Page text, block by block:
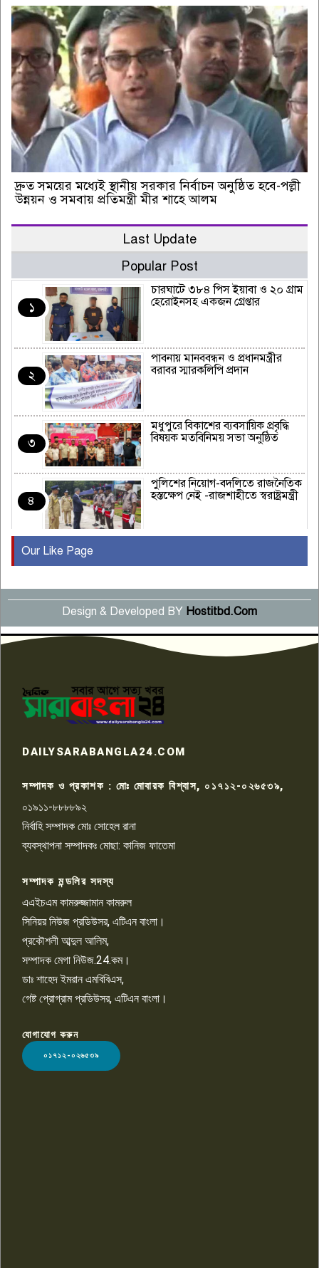
দ্রুত সময়ের মধ্যেই স্থানীয় সরকার নির্বাচন অনুষ্ঠিত হবে-পল্লী
উন্নয়ন ও সমবায় প্রতিমন্ত্রী মীর শাহে আলম
Last Update
Popular Post
১
চারঘাটে ৩৮৪ পিস ইয়াবা ও ২০ গ্রাম
হেরোইনসহ একজন গ্রেপ্তার
২
পাবনায় মানববন্ধন ও প্রধানমন্ত্রীর
বরাবর স্মারকলিপি প্রদান
৩
মধুপুরে বিকাশের ব্যবসায়িক প্রবৃদ্ধি
বিষয়ক মতবিনিময় সভা অনুষ্ঠিত
৪
পুলিশের নিয়োগ-বদলিতে রাজনৈতিক
হস্তক্ষেপ নেই -রাজশাহীতে স্বরাষ্ট্রমন্ত্রী
৫
বছর পূর্তি উদযাপন
৬
সংবাদ সম্মেলনে অভিযোগ অস্বীকার
উদ্দেশ্য প্রণোদিত সংবাদ প্রকাশের
প্রতিবাদ নাজির হাসানের
৭
কেটে ঘরে ঢুকে স্কুল শিক্ষিকাকে হত্যা
টয়লেটের ট্যাংকি থেকে লাশ উদ্ধার
রাজশাহীতে সন্ত্রাসী হামলায় গুরুতর
৯
চাঁদাবাজি ও হয়রানির অভিযোগ
১০
Our Like Page
Design & Developed BY Hostitbd.Com
LOGO
DAILYSARABANGLA24.COM
সম্পাদক ও প্রকাশক : মোঃ মোবারক বিশ্বাস, ০১৭১২-০২৬৫৩৯,
০১৯১১-৮৮৮৮৯২
নির্বাহি সম্পাদক মোঃ সোহেল রানা
ব্যবস্থাপনা সম্পাদকঃ মোছা: কানিজ ফাতেমা
সম্পাদক মন্ডলির সদস্য
এএইচএম কামরুজ্জামান কামরুল
সিনিয়র নিউজ প্রডিউসর, এটিএন বাংলা।
প্রকৌশলী আব্দুল আলিম,
সম্পাদক মেগা নিউজ.24.কম।
ডাঃ শাহেদ ইমরান এমবিবিএস,
গেষ্ট প্রোগ্রাম প্রডিউসর, এটিএন বাংলা।
যোগাযোগ করুন
০১৭১২-০২৬৫৩৯